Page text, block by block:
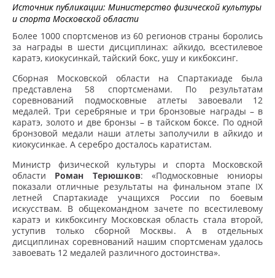
Источник публикации: Министерство физической культуры
и спорта Московской области
Более 1000 спортсменов из 60 регионов страны боролись
за награды в шести дисциплинах: айкидо, всестилевое
каратэ, киокусинкай, тайский бокс, ушу и кикбоксинг.
Сборная Московской области на Спартакиаде была
представлена 58 спортсменами. По результатам
соревнований подмосковные атлеты завоевали 12
медалей. Три серебряные и три бронзовые награды – в
каратэ, золото и две бронзы – в тайском боксе. По одной
бронзовой медали наши атлеты заполучили в айкидо и
киокусинкае. А серебро досталось каратистам.
Министр физической культуры и спорта Московской
области Роман Терюшков: «Подмосковные юниоры
показали отличные результаты на финальном этапе IX
летней Спартакиаде учащихся России по боевым
искусствам. В общекомандном зачете по всестилевому
каратэ и кикбоксингу Московская область стала второй,
уступив только сборной Москвы. А в отдельных
дисциплинах соревнований нашим спортсменам удалось
завоевать 12 медалей различного достоинства».